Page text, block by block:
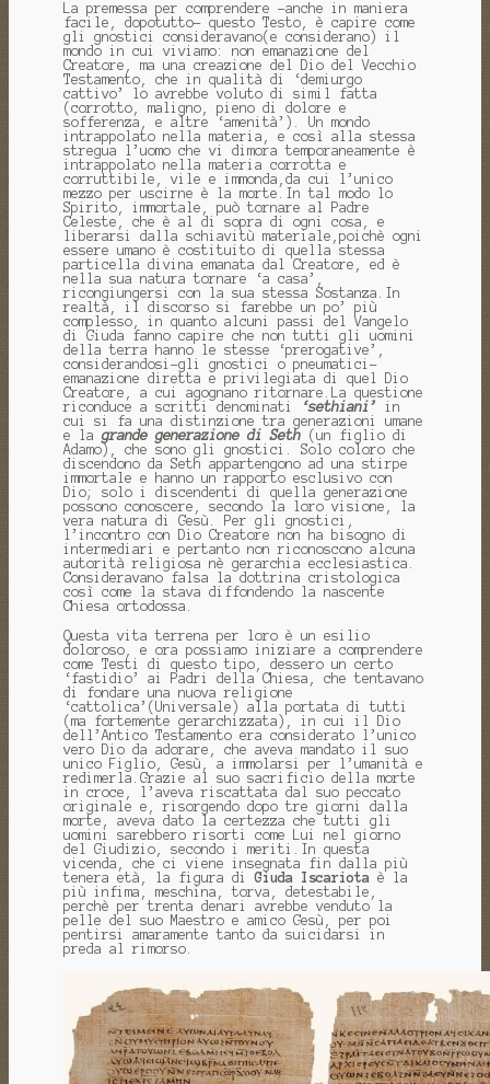
La premessa per comprendere -anche in maniera
facile, dopotutto- questo Testo, è capire come
gli gnostici consideravano(e considerano) il
mondo in cui viviamo: non emanazione del
Creatore, ma una creazione del Dio del Vecchio
Testamento, che in qualità di ‘demiurgo
cattivo’ lo avrebbe voluto di simil fatta
(corrotto, maligno, pieno di dolore e
sofferenza, e altre ‘amenità’). Un mondo
intrappolato nella materia, e così alla stessa
stregua l’uomo che vi dimora temporaneamente è
intrappolato nella materia corrotta e
corruttibile, vile e immonda,da cui l’unico
mezzo per uscirne è la morte.In tal modo lo
Spirito, immortale, può tornare al Padre
Celeste, che è al di sopra di ogni cosa, e
liberarsi dalla schiavitù materiale,poichè ogni
essere umano è costituito di quella stessa
particella divina emanata dal Creatore, ed è
nella sua natura tornare ‘a casa’,
ricongiungersi con la sua stessa Sostanza.In
realtà, il discorso si farebbe un po’ più
complesso, in quanto alcuni passi del Vangelo
di Giuda fanno capire che non tutti gli uomini
della terra hanno le stesse ‘prerogative’,
considerandosi-gli gnostici o pneumatici-
emanazione diretta e privilegiata di quel Dio
Creatore, a cui agognano ritornare.La questione
riconduce a scritti denominati
‘sethiani’
in
cui si fa una distinzione tra generazioni umane
e la grande generazione di Seth
(un figlio di
Adamo), che sono gli gnostici. Solo coloro che
discendono da Seth appartengono ad una stirpe
immortale e hanno un rapporto esclusivo con
Dio; solo i discendenti di quella generazione
possono conoscere, secondo la loro visione, la
vera natura di Gesù. Per gli gnostici,
l’incontro con Dio Creatore non ha bisogno di
intermediari e pertanto non riconoscono alcuna
autorità religiosa nè gerarchia ecclesiastica.
Consideravano falsa la dottrina cristologica
così come la stava diffondendo la nascente
Chiesa ortodossa.
Questa vita terrena per loro è un esilio
doloroso, e ora possiamo iniziare a comprendere
come Testi di questo tipo, dessero un certo
‘fastidio’ ai Padri della Chiesa, che tentavano
di fondare una nuova religione
‘cattolica’(Universale) alla portata di tutti
(ma fortemente gerarchizzata), in cui il Dio
dell’Antico Testamento era considerato l’unico
vero Dio da adorare, che aveva mandato il suo
unico Figlio, Gesù, a immolarsi per l’umanità e
redimerla.Grazie al suo sacrificio della morte
in croce, l’aveva riscattata dal suo peccato
originale e, risorgendo dopo tre giorni dalla
morte, aveva dato la certezza che tutti gli
uomini sarebbero risorti come Lui nel giorno
del Giudizio, secondo i meriti.In questa
vicenda, che ci viene insegnata fin dalla più
tenera età, la figura diGiuda Iscariota è la
più infima, meschina, torva, detestabile,
perchè per trenta denari avrebbe venduto la
pelle del suo Maestro e amico Gesù, per poi
pentirsi amaramente tanto da suicidarsi in
preda al rimorso.